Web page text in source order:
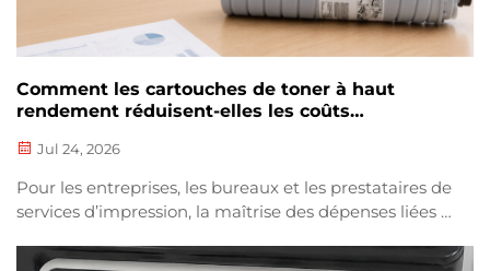
Comment les cartouches de toner à haut
rendement réduisent-elles les coûts
Jul 24, 2026
Pour les entreprises, les bureaux et les prestataires de
services d’impression, la maîtrise des dépenses liées à
la gestion quotidienne des opérations. Bien que les